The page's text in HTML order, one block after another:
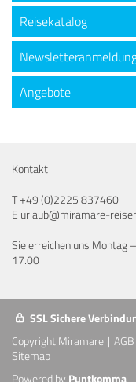
Reisekatalog
Angebote
Kontakt
T+49 (0)2225 837460
E urlaub@miramare-
Sie erreichen uns Montag
17.00
SSL Sichere
Copyright Miramare
AGB
Sitemap